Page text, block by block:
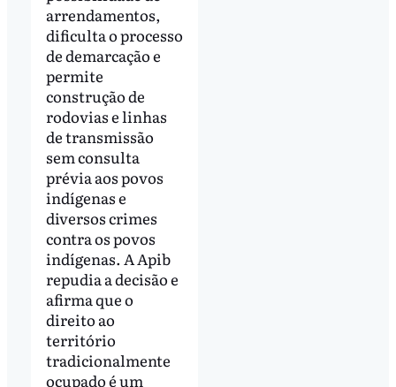
arrendamentos,
dificulta o processo
de demarcação e
permite
construção de
rodovias e linhas
de transmissão
sem consulta
prévia aos povos
indígenas e
diversos crimes
contra os povos
indígenas. A Apib
repudia a decisão e
afirma que o
direito ao
território
tradicionalmente
ocupado é um